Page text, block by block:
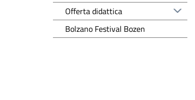
Offerta didattica
Bolzano Festival Bozen